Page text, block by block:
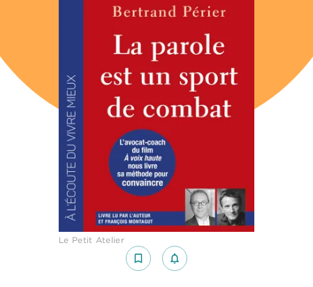
Le Petit Atelier
bookmark_border notifications_none_outlined